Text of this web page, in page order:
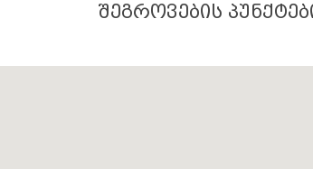
ᲨᲔᲒᲠᲝᲕᲔᲑᲘᲡ